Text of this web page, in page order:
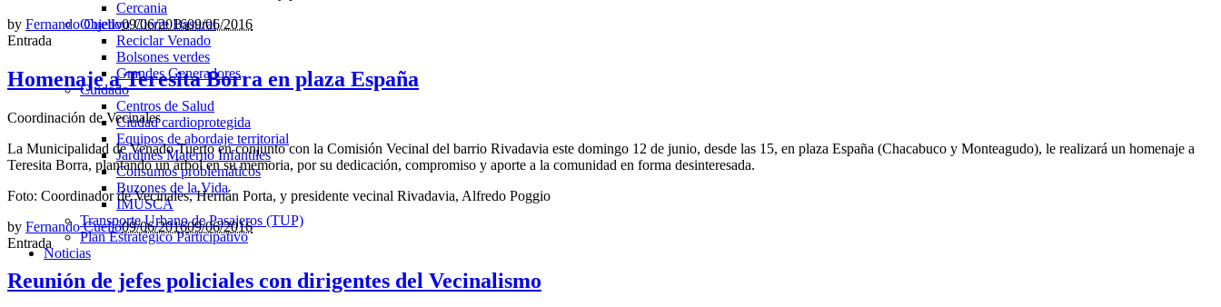
Cercania
Objetivo Cierre Basural
Reciclar Venado
Bolsones verdes
Grandes Generadores
Cuidado
Centros de Salud
Ciudad cardioprotegida
Equipos de abordaje territorial
Jardines Materno Infantiles
Consumos problemáticos
Buzones de la Vida
IMUSCA
Transporte Urbano de Pasajeros (TUP)
Plan Estratégico Participativo
Noticias
by Fernando Cuello09/06/201609/06/2016
Entrada
Homenaje a Teresita Borra en plaza España
Coordinación de Vecinales
La Municipalidad de Venado Tuerto en conjunto con la Comisión Vecinal del barrio Rivadavia este domingo 12 de junio, desde las 15, en plaza España (Chacabuco y Monteagudo), le realizará un homenaje a
Teresita Borra, plantando un árbol en su memoria, por su dedicación, compromiso y aporte a la comunidad en forma desinteresada.
Foto: Coordinador de Vecinales, Hernán Porta, y presidente vecinal Rivadavia, Alfredo Poggio
by Fernando Cuello09/06/201609/06/2016
Entrada
Reunión de jefes policiales con dirigentes del Vecinalismo